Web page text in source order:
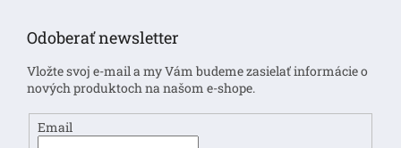
r
v
k
Odoberať newsletter
Vložte svoj e-mail a my Vám budeme zasielať informácie o
nových produktoch na našom e-shope.
Email